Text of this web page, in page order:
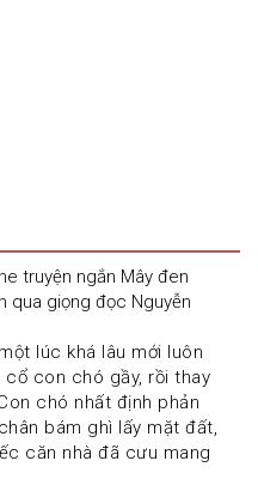
truyện ngắn Mây đen
qua giọng đọc Nguyễn
lúc khá lâu mới luôn
con chó gầy, rồi thay
chó nhất định phản
bám ghì lấy mặt đất,
căn nhà đã cưu mang